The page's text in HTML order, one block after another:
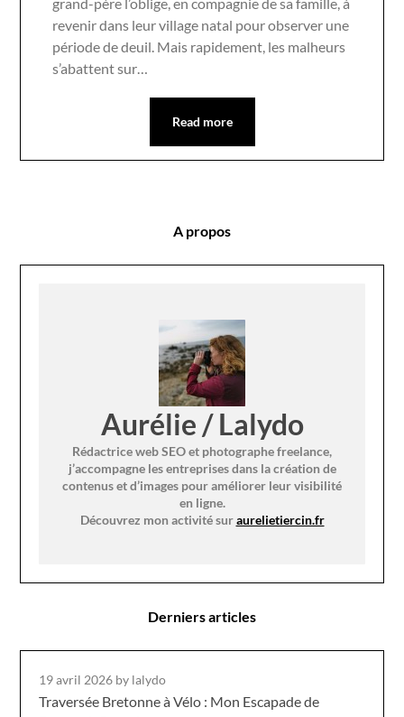
revenir dans leur village natal pour observer une
période de deuil. Mais rapidement, les malheurs
s’abattent sur…
Read more
A propos
Aurélie / Lalydo
Rédactrice web SEO et photographe freelance,
j’accompagne les entreprises dans la création de
contenus et d’images pour améliorer leur visibilité
en ligne.
Découvrez mon activité suraurelietiercin.fr
Derniers articles
19 avril 2026 by lalydo
Traversée Bretonne à Vélo : Mon Escapade de